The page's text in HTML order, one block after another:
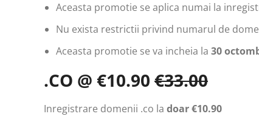
Aceasta promotie se aplica numai la
Nu exista restrictii privind numarul de
Aceasta promotie se va incheia la 30
.CO @ €10.90 €33.00
Inregistrare domenii .co la doar €10.90